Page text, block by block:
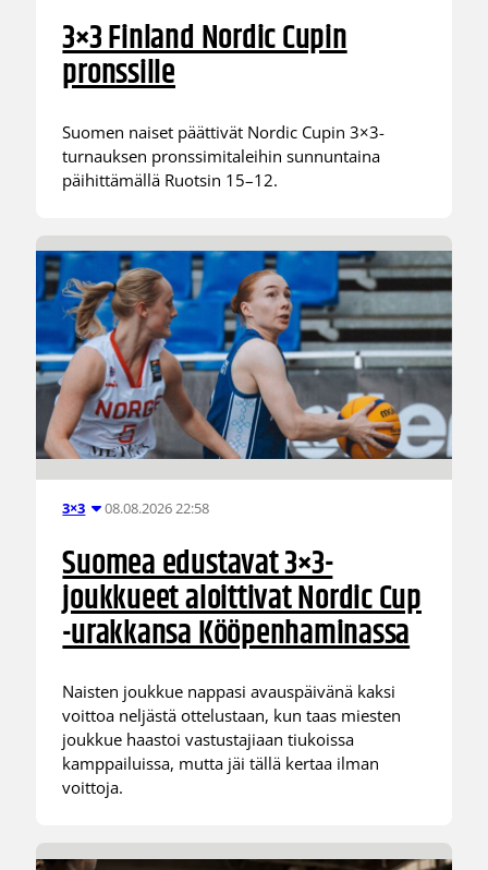
3×3 Finland Nordic Cupin
pronssille
Suomen naiset päättivät Nordic Cupin 3×3-
turnauksen pronssimitaleihin sunnuntaina
päihittämällä Ruotsin 15–12.
3×3 08.08.2026 22:58
Suomea edustavat 3×3-
joukkueet aloittivat Nordic Cup
-urakkansa Kööpenhaminassa
Naisten joukkue nappasi avauspäivänä kaksi
voittoa neljästä ottelustaan, kun taas miesten
joukkue haastoi vastustajiaan tiukoissa
kamppailuissa, mutta jäi tällä kertaa ilman
voittoja.